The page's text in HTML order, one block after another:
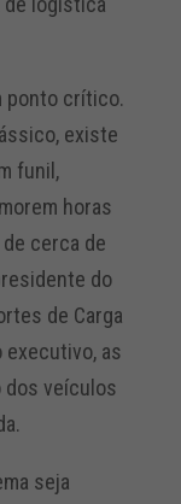
ponto crítico.
existe
funil,
horas
cerca de
do
de Carga
executivo, as
dos veículos
seja